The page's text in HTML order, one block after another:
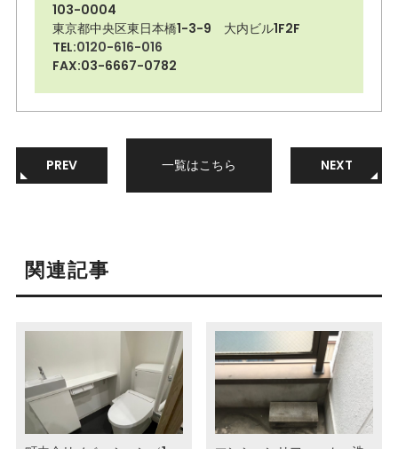
103-0004
東京都中央区東日本橋1-3-9 大内ビル1F2F
TEL:0120-616-016
FAX:03-6667-0782
PREV 一覧はこちら NEXT
関連記事